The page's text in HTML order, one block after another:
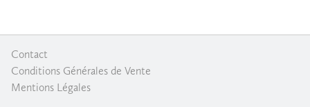
Contact
Conditions Générales de Vente
Mentions Légales